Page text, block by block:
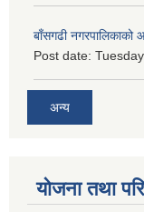
बाँसगढी
Post date:
अन्य
योजना तथा